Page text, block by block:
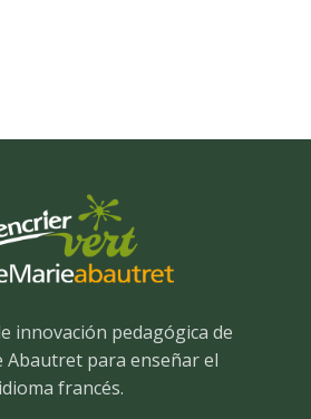
innovación pedagógica de
Abautret para enseñar el
idioma francés.